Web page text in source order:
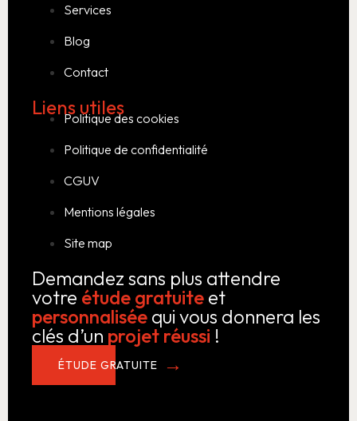
Services
Blog
Contact
Liens utiles
Politique des cookies
Politique de confidentialité
CGUV
Mentions légales
Site map
Demandez sans plus attendre
votre étude gratuite et
personnalisée qui vous donnera les
clés d’un projet réussi !
ÉTUDE GRATUITE